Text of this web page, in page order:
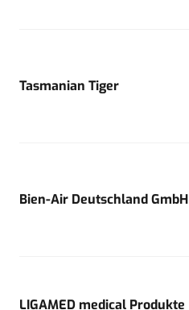
Tasmanian Tiger
Bien-Air Deutschland GmbH
LIGAMED medical Produkte